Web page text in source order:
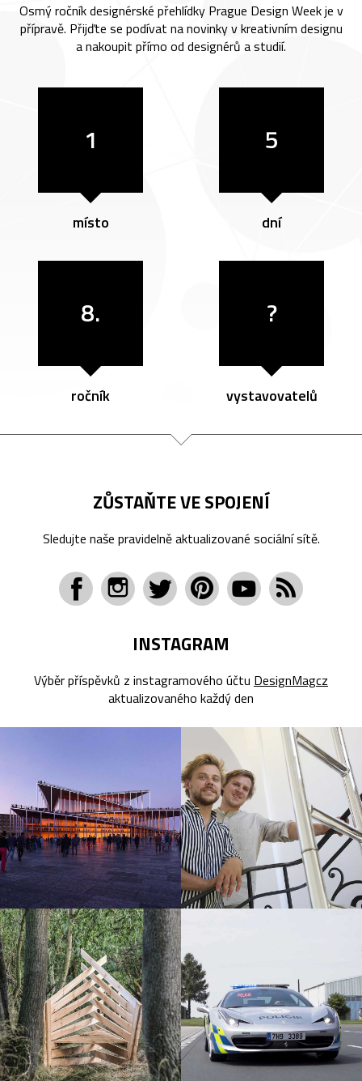
Osmý ročník designérské přehlídky Prague Design Week je v
přípravě. Přijďte se podívat na novinky v kreativním designu
a nakoupit přímo od designérů a studií.
1
místo
5
dní
8.
ročník
?
vystavovatelů
ZŮSTAŇTE VE SPOJENÍ
Sledujte naše pravidelně aktualizované sociální sítě.
INSTAGRAM
Výběr příspěvků z instagramového účtu DesignMagcz
aktualizovaného každý den